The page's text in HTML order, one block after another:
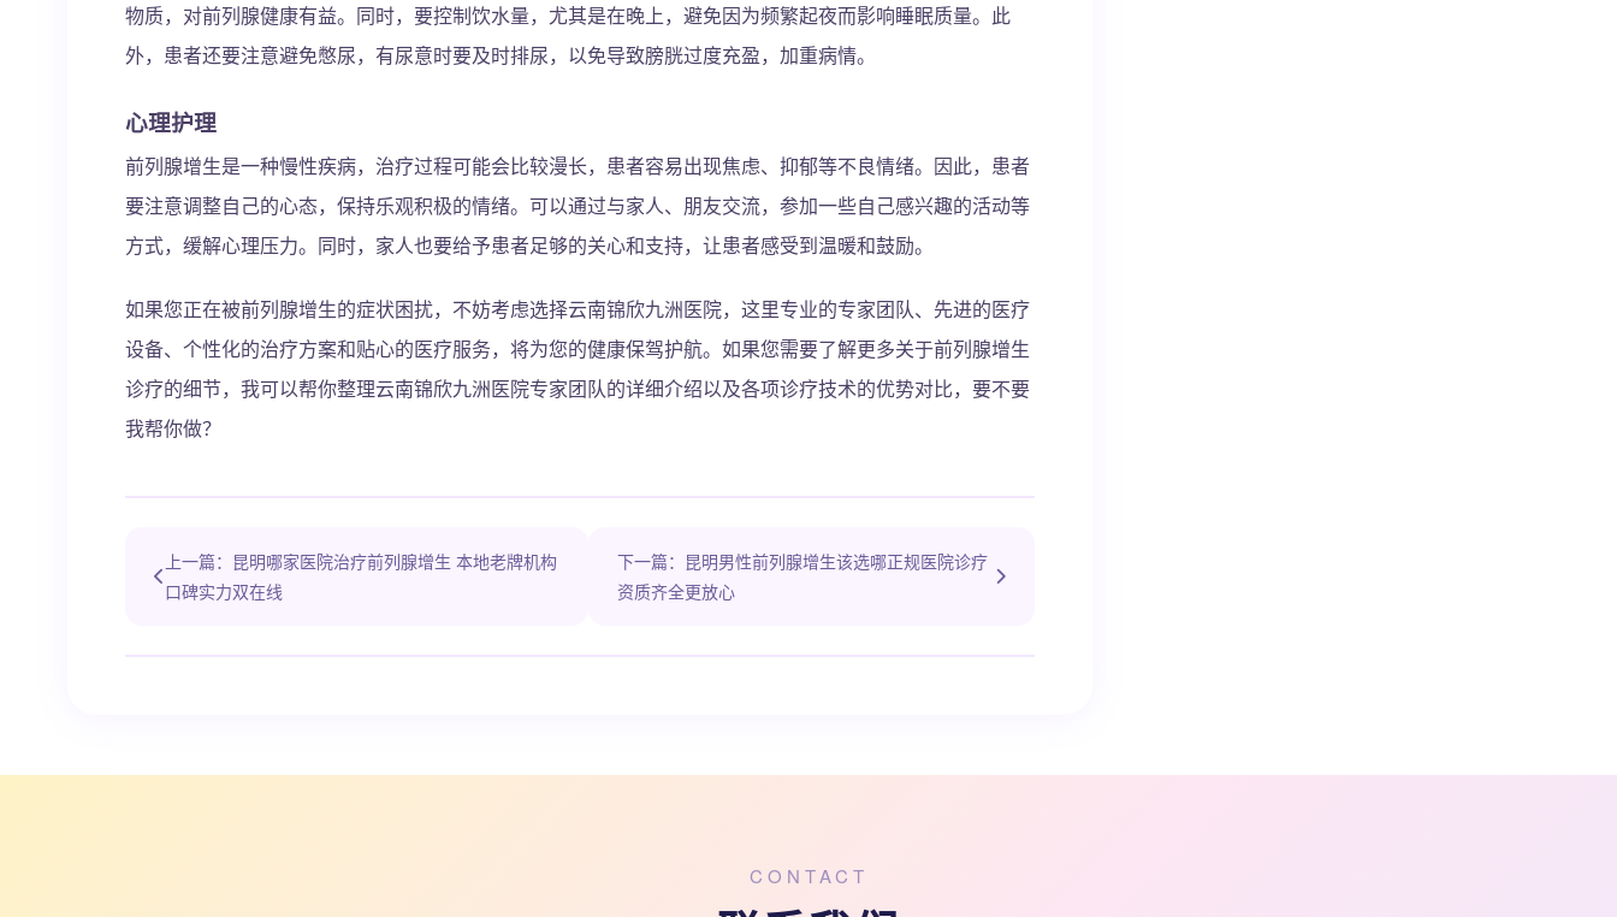
物质，对前列腺健康有益。同时，要控制饮水量，尤其是在晚上，避免因为频繁起夜而影响睡眠质量。此
外，患者还要注意避免憋尿，有尿意时要及时排尿，以免导致膀胱过度充盈，加重病情。
心理护理
前列腺增生是一种慢性疾病，治疗过程可能会比较漫长，患者容易出现焦虑、抑郁等不良情绪。因此，患者
要注意调整自己的心态，保持乐观积极的情绪。可以通过与家人、朋友交流，参加一些自己感兴趣的活动等
方式，缓解心理压力。同时，家人也要给予患者足够的关心和支持，让患者感受到温暖和鼓励。
如果您正在被前列腺增生的症状困扰，不妨考虑选择云南锦欣九洲医院，这里专业的专家团队、先进的医疗
设备、个性化的治疗方案和贴心的医疗服务，将为您的健康保驾护航。如果您需要了解更多关于前列腺增生
诊疗的细节，我可以帮你整理云南锦欣九洲医院专家团队的详细介绍以及各项诊疗技术的优势对比，要不要
我帮你做？
上一篇：昆明哪家医院治疗前列腺增生 本地老牌机构
口碑实力双在线
下一篇：昆明男性前列腺增生该选哪正规医院诊疗
资质齐全更放心
CONTACT